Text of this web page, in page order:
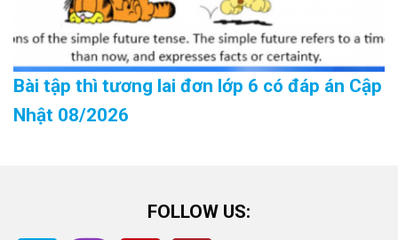
Bài tập thì tương lai đơn lớp 6 có đáp án Cập
Nhật 08/2026
FOLLOW US: